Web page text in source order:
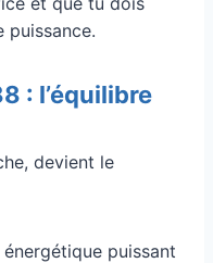
puissance.
: l’équilibre
devient le
puissant